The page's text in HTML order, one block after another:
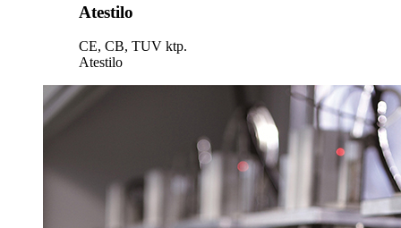
Atestilo
CE, CB, TUV ktp.
Atestilo